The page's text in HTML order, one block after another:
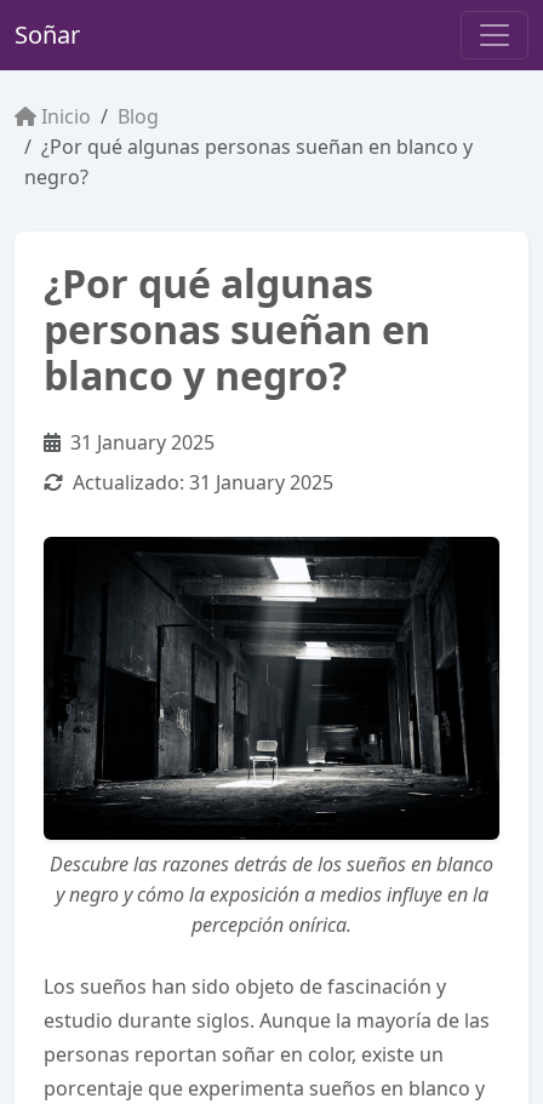
Soñar
Inicio
Blog
¿Por qué algunas personas sueñan en blanco y
negro?
¿Por qué algunas
personas sueñan en
blanco y negro?
31 January 2025
Actualizado: 31 January 2025
Descubre las razones detrás de los sueños en blanco
y negro y cómo la exposición a medios influye en la
percepción onírica.
Los sueños han sido objeto de fascinación y
estudio durante siglos. Aunque la mayoría de las
personas reportan soñar en color, existe un
porcentaje que experimenta sueños en blanco y